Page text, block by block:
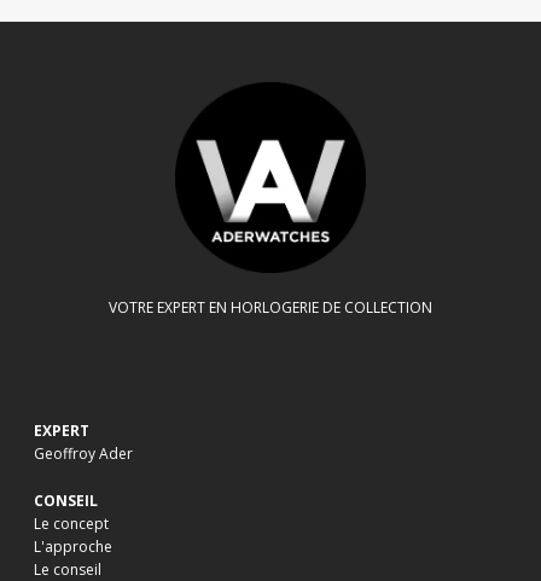
VOTRE EXPERT EN HORLOGERIE DE COLLECTION
EXPERT
Geoffroy Ader
CONSEIL
Le concept
L'approche
Le conseil